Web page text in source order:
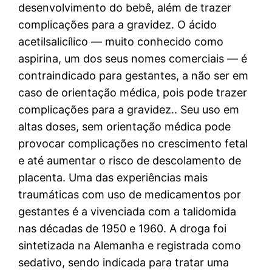
desenvolvimento do bebê, além de trazer
complicações para a gravidez. O ácido
acetilsalicílico — muito conhecido como
aspirina, um dos seus nomes comerciais — é
contraindicado para gestantes, a não ser em
caso de orientação médica, pois pode trazer
complicações para a gravidez.. Seu uso em
altas doses, sem orientação médica pode
provocar complicações no crescimento fetal
e até aumentar o risco de descolamento de
placenta. Uma das experiências mais
traumáticas com uso de medicamentos por
gestantes é a vivenciada com a talidomida
nas décadas de 1950 e 1960. A droga foi
sintetizada na Alemanha e registrada como
sedativo, sendo indicada para tratar uma